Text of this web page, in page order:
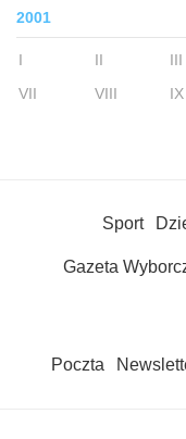
2001
I II III
VII
VIII IX
Sport
Gazeta
Poczta